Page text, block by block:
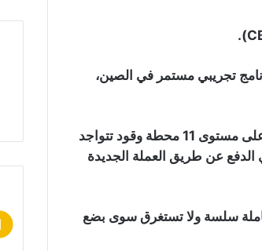
من برنامج تجريبي مستمر في الصين،
وتجري وكالة “جوانجدونج بتروليوم” الحكومية الاختبارات على العملة بقبولها على مستوى 11 محطة وقود تتواجد
الدفع عن طريق العملة الجديدة
سلسة ولا تستغرق سوى بضع